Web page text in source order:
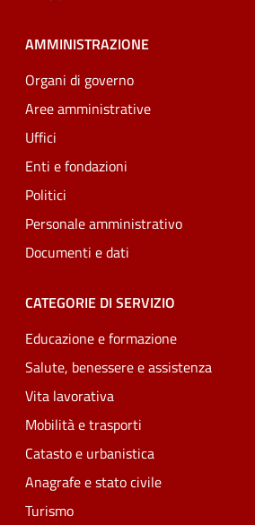
AMMINISTRAZIONE
Organi di governo
Aree amministrative
Uffici
Enti e fondazioni
Politici
Personale amministrativo
Documenti e dati
CATEGORIE DI SERVIZIO
Educazione e formazione
Salute, benessere e assistenza
Vita lavorativa
Mobilità e trasporti
Catasto e urbanistica
Anagrafe e stato civile
Turismo